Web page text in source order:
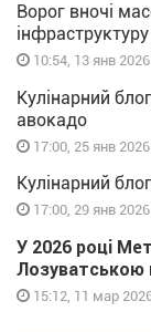
Ворог вночі
інфраструктуру
10:54, 13 янв 2026
Кулінарний
авокадо
17:00, 25 янв 2026
Кулінарний
17:00, 29 янв 2026
У 2026 році
15:12, 11 мар